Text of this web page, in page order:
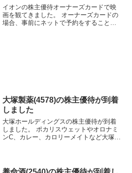
イオンの株主優待オーナーズカードで映
画を観てきました。 オーナーズカードの
場合、事前にネットで予約をすることが
大塚製薬(4578)の株主優待が到着
しました
大塚ホールディングスの株主優待が到着
しました。 ポカリスウェットやオロナミ
ンC、カレー、カロリーメイトなど大塚製
届いた時のワクワク...